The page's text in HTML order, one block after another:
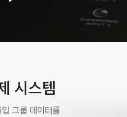
시스템
그룹 데이터를